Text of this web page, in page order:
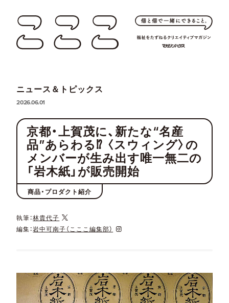
ニュース＆トピックス
2026.06.01
京都・上賀茂に、新たな“名産
品”あらわる⁉ 〈スウィング〉の
メンバーが生み出す唯一無二の
「岩木紙」が販売開始
商品・プロダクト紹介
執筆：林貴代子
編集：岩中可南子（こここ編集部）